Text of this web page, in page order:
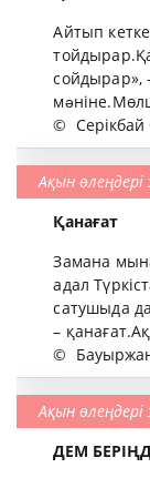
Айтып
сойдырар»,
©
Ақын
Қанағат
Замана
адал
сатушыда
–
©
Ақын
ДЕМ